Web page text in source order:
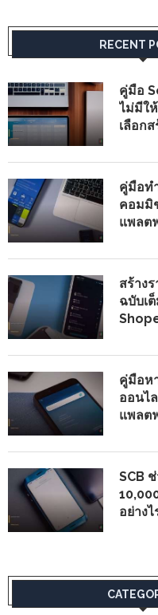
RECENT
คู่มือ
ไม่มีใ
เลือก
คู่มือท
คอมมิ
แพลต
สร้าง
ฉบับเ
คู่มือห
ออนไ
แพลต
SCB
อย่าง